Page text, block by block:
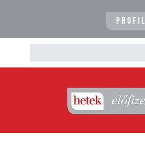
Profil